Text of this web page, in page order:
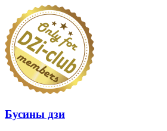
Перейти
содержимому
Бусины дзи